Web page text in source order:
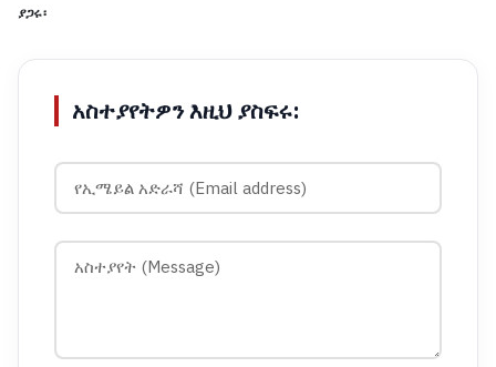
ያጋሩ፡
አስተያየትዎን እዚህ ያስፍሩ: